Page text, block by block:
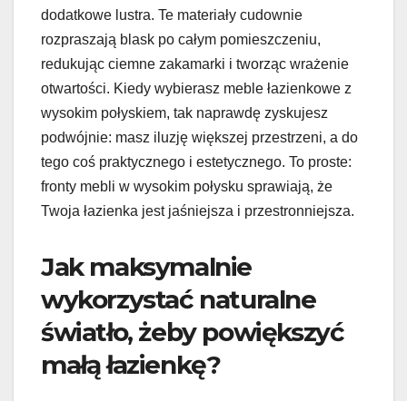
dodatkowe lustra. Te materiały cudownie
rozpraszają blask po całym pomieszczeniu,
redukując ciemne zakamarki i tworząc wrażenie
otwartości. Kiedy wybierasz meble łazienkowe z
wysokim połyskiem, tak naprawdę zyskujesz
podwójnie: masz iluzję większej przestrzeni, a do
tego coś praktycznego i estetycznego. To proste:
fronty mebli w wysokim połysku sprawiają, że
Twoja łazienka jest jaśniejsza i przestronniejsza.
Jak maksymalnie
wykorzystać naturalne
światło, żeby powiększyć
małą łazienkę?